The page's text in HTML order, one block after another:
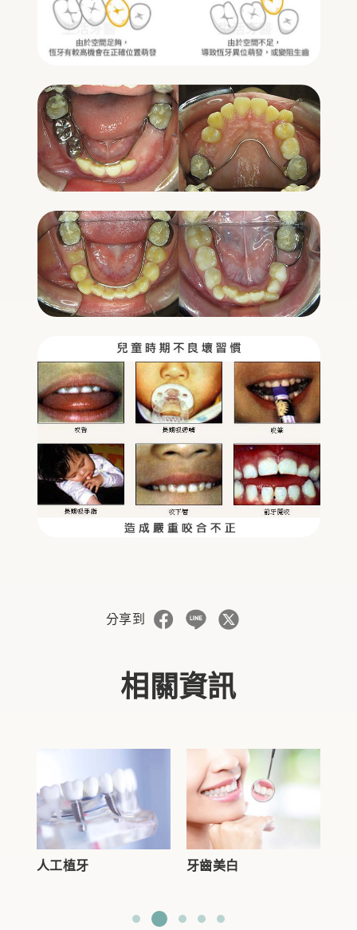
分享到
相關資訊
人工植牙 牙齒美白